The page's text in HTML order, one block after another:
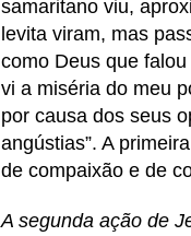
samaritano viu,
levita viram, mas
como Deus que
vi a miséria do meu
por causa dos seus
angústias”. A
de compaixão e de
A segunda ação de